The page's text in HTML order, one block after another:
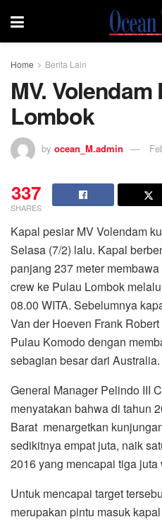
Home Berita Lain
MV.
Lombok
by ocean_M.admin
337
SHARES
Kapal pesiar MV Volendam
Selasa (7/2) lalu. Kapal
panjang 237 meter
crew ke Pulau Lombok
08.00 WITA. Sebelumnya
Van der Hoeven Frank
Pulau Komodo dengan
sebagian besar dari Australia.
General Manager Pelindo III
menyatakan bahwa di tahun
Barat menargetkan
sedikitnya empat juta, naik
2016 yang mencapai tiga juta
Untuk mencapai target
merupakan pintu masuk